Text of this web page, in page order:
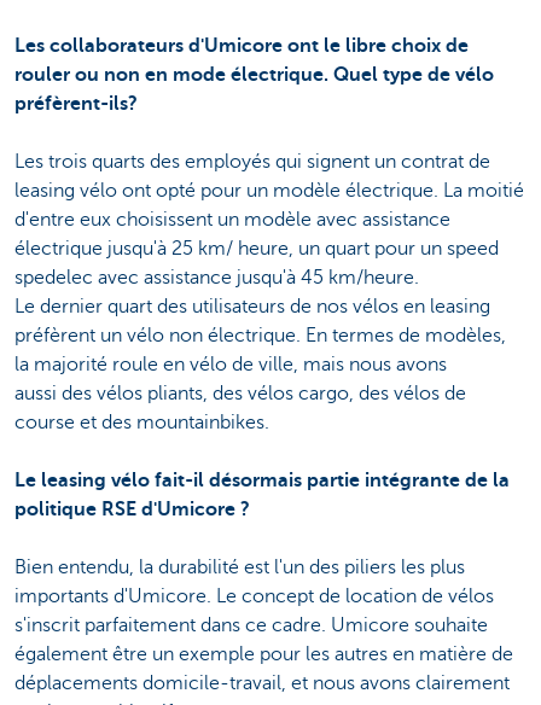
Les collaborateurs d'Umicore ont le libre choix de
rouler ou non en mode électrique. Quel type de vélo
préfèrent-ils?
Les trois quarts des employés qui signent un contrat de
leasing vélo ont opté pour un modèle électrique. La moitié
d'entre eux choisissent un modèle avec assistance
électrique jusqu'à 25 km/ heure, un quart pour un speed
spedelec avec assistance jusqu'à 45 km/heure.
Le dernier quart des utilisateurs de nos vélos en leasing
préfèrent un vélo non électrique. En termes de modèles,
la majorité roule en vélo de ville, mais nous avons
aussi des vélos pliants, des vélos cargo, des vélos de
course et des mountainbikes.
Le leasing vélo fait-il désormais partie intégrante de la
politique RSE d'Umicore ?
Bien entendu, la durabilité est l'un des piliers les plus
importants d'Umicore. Le concept de location de vélos
s'inscrit parfaitement dans ce cadre. Umicore souhaite
également être un exemple pour les autres en matière de
déplacements domicile-travail, et nous avons clairement